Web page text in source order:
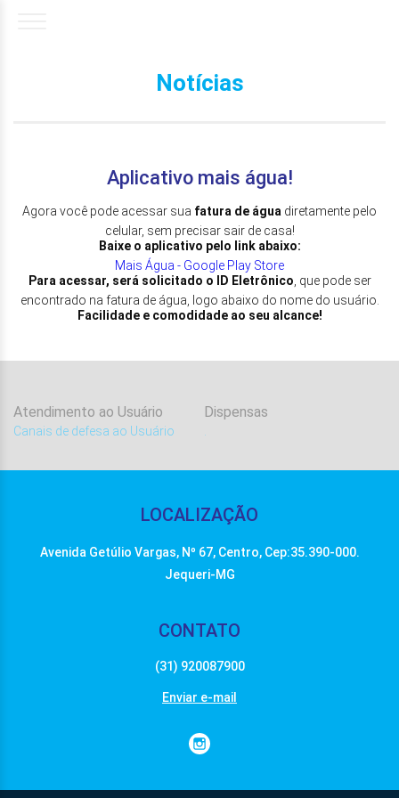
Notícias
Aplicativo mais água!
Agora você pode acessar sua fatura de água diretamente pelo
celular, sem precisar sair de casa!
Baixe o aplicativo pelo link abaixo:
Mais Água - Google Play Store
Para acessar, será solicitado o ID Eletrônico , que pode ser
encontrado na fatura de água, logo abaixo do nome do usuário.
Facilidade e comodidade ao seu alcance!
Atendimento ao Usuário
Canais de defesa ao Usuário
Dispensas
LOCALIZAÇÃO
Avenida Getúlio Vargas, Nº 67, Centro, Cep:35.390-000.
Jequeri-MG
CONTATO
(31) 920087900
Enviar e-mail